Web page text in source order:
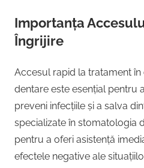
Importanța
Îngrijire
Accesul rapid la tratament
dentare este esențial pentru
preveni infecțiile și a salva
specializate în stomatologia
pentru a oferi asistență
efectele negative ale